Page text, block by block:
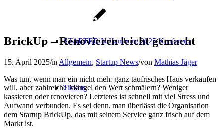
STARTERiN Hamburg 2025 Konferenz
Tickets
BrickUp – Renovieren leicht gemacht
15. April 2025/in Allgemein, Startup News/von Mathias Jäger
Was tun, wenn man ein nicht mehr ganz taufrisches Haus verkaufen
will, aber zahlreiche Mängel den Wert schmälern? Weniger
kassieren oder renovieren? Letzteres ist schnell mit viel Stress und
Aufwand verbunden. Es sei denn, man überlässt die Organisation
dem Startup BrickUp, das mit seinem Service ganz frisch auf dem
Markt ist.